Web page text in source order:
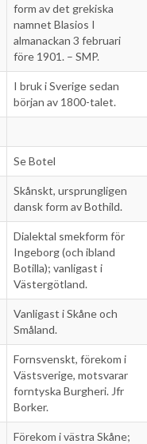
form av det grekiska
namnet Blasios I
almanackan 3 februari
före 1901. – SMP.
I bruk i Sverige sedan
början av 1800-talet.
Se Botel
Skånskt, ursprungligen
dansk form av Bothild.
Dialektal smekform för
Ingeborg (och ibland
Botilla); vanligast i
Västergötland.
Vanligast i Skåne och
Småland.
Fornsvenskt, förekom i
Västsverige, motsvarar
forntyska Burgheri. Jfr
Borker.
Förekom i västra Skåne;